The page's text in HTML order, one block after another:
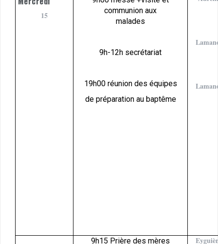
15
communion aux
malades
9h-12h secrétariat
19h00 réunion des équipes
de préparation au baptême
9h15 Prière des mères